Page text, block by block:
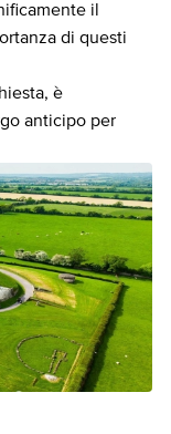
il
di questi
è
anticipo per